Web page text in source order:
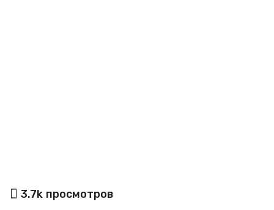
а
в
3.7k просмотров